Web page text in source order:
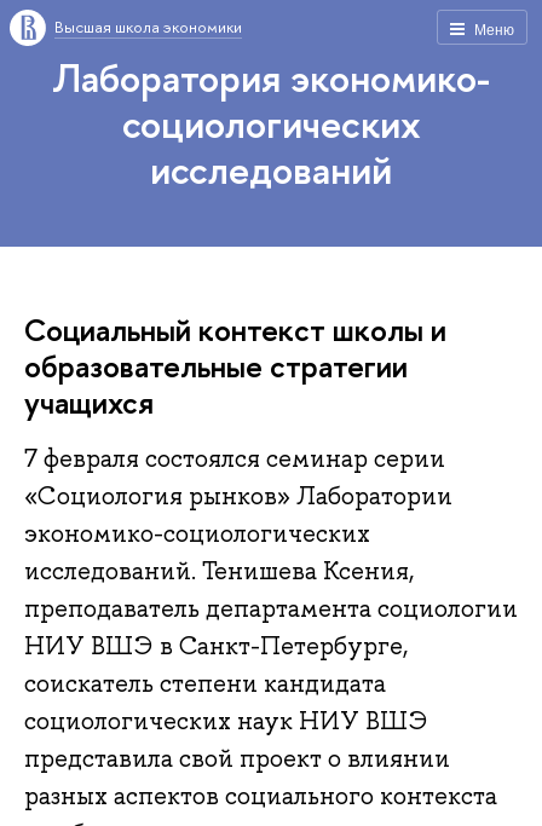
Меню
Высшая школа экономики
Лаборатория экономико-
социологических
исследований
Социальный контекст школы и
образовательные стратегии
учащихся
7 февраля состоялся семинар серии
«Социология рынков» Лаборатории
экономико-социологических
исследований. Тенишева Ксения,
преподаватель департамента социологии
НИУ ВШЭ в Санкт-Петербурге,
соискатель степени кандидата
социологических наук НИУ ВШЭ
представила свой проект о влиянии
разных аспектов социального контекста